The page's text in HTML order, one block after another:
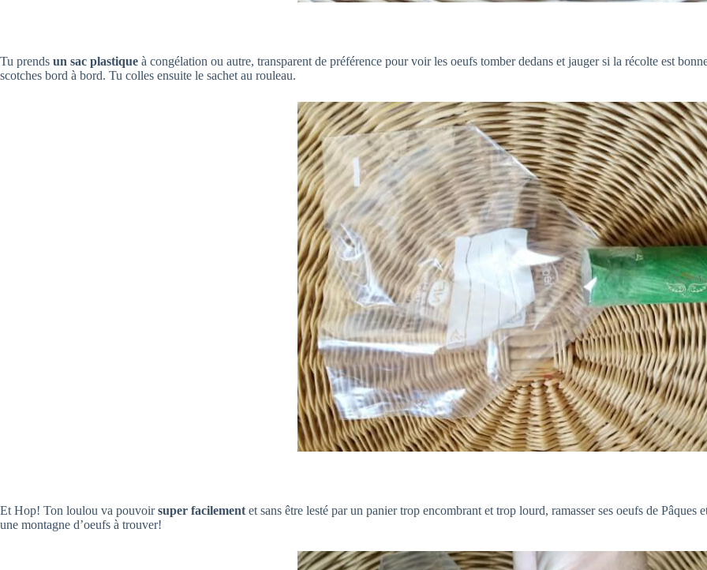
Tu prends un sac plastique à congélation ou autre, transparent de préférence pour voir les oeufs tomber dedans et jauger si la récolte est
scotches bord à bord. Tu colles ensuite le sachet au rouleau.
Et Hop! Ton loulou va pouvoirsuper facilement et sans être lesté par un panier trop encombrant et trop lourd, ramasser ses oeufs de Pâques
une montagne d’oeufs à trouver!